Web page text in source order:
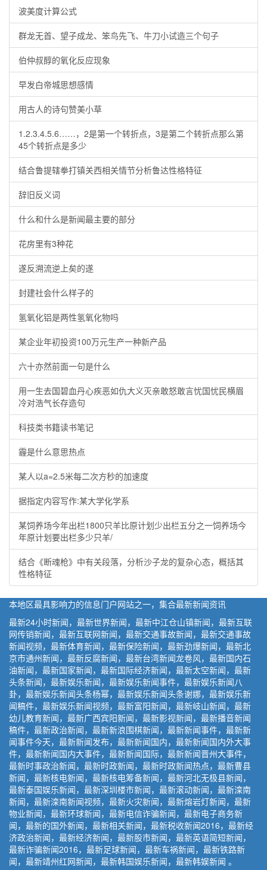
波美度计算公式
群龙无首、望子成龙、笨鸟先飞、牛刀小试造三个句子
伯仲叔醇的氧化反应现象
早发白帝城思想感情
用古人的诗句赞美小草
1.2.3.4.5.6……，2是第一个转折点，3是第二个转折点那么第
45个转折点是多少
结合鲁提辖拳打镇关西相关情节分析鲁达性格特征
辞旧反义词
什么和什么是新闻最主要的部分
花房里有3种花
遂反溯流逆上矣的遂
封建社会什么样子的
氢氧化铝是两性氢氧化物吗
某企业年初投资100万元生产一种新产品
六十亦然前面一句是什么
用一生去国碧血丹心疾恶如仇大义灭亲敢怒敢言忧国忧民横眉
冷对浩气长存造句
科技类书籍读书笔记
霾是什么意思热点
某人以a=2.5米每二次方秒的加速度
据指定内容写作:某大学化学系
某饲养场今年出栏1800只羊比原计划少出栏五分之一饲养场今
年原计划要出栏多少只羊/
结合《断魂枪》中有关段落，分析沙子龙的复杂心态，概括其
性格特征
本地区最具影响力的信息门户网站之一，集合最新新闻资讯
最新24小时新闻，最新世界新闻，最新中江仓山镇新闻，最新互联
网传销新闻，最新互联网新闻，最新交通事故新闻，最新交通事故
新闻视频，最新体育新闻，最新保险新闻，最新劲爆新闻，最新北
京市通州新闻，最新反腐新闻，最新台湾新闻龙卷风，最新国内石
油新闻，最新国家新闻，最新国际经济新闻，最新太空新闻，最新
头条新闻，最新娱乐新闻，最新娱乐新闻事件，最新娱乐新闻八
卦，最新娱乐新闻头条杨幂，最新娱乐新闻头条谢娜，最新娱乐新
闻稿件，最新娱乐新闻视频，最新富阳新闻，最新岐山新闻，最新
幼儿教育新闻，最新广西宾阳新闻，最新影视新闻，最新播音新闻
稿件，最新政治新闻，最新新浪围棋新闻，最新新闻事件，最新新
闻事件今天，最新新闻发布，最新新闻国内，最新新闻国内外大事
件，最新新闻国内大事件，最新新闻国际，最新新闻晋州大事件，
最新时事政治新闻，最新时政新闻，最新时政新闻热点，最新曹县
新闻，最新核电新闻，最新核电筹备新闻，最新河北无极县新闻，
最新泰国娱乐新闻，最新深圳楼市新闻，最新滚动新闻，最新滦南
新闻，最新滦南新闻视频，最新火灾新闻，最新熔岩灯新闻，最新
物业新闻，最新环球新闻，最新电信诈骗新闻，最新电子商务新
闻，最新的国外新闻，最新相关新闻，最新税收新闻2016，最新经
济政治新闻，最新经济新闻，最新股市新闻，最新英语简短新闻，
最新诈骗新闻2016，最新足球新闻，最新车祸新闻，最新铁路新
闻，最新靖州红网新闻，最新韩国娱乐新闻，最新韩娱新闻 。